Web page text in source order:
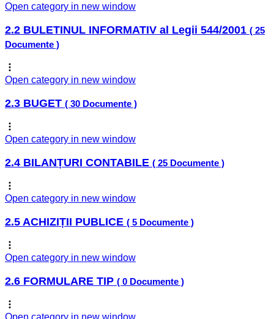
Open category in new window
2.2 BULETINUL INFORMATIV al Legii 544/2001 ( 25
Documente )
Open category in new window
2.3 BUGET ( 30 Documente )
Open category in new window
2.4 BILANȚURI CONTABILE ( 25 Documente )
Open category in new window
2.5 ACHIZIȚII PUBLICE ( 5 Documente )
Open category in new window
2.6 FORMULARE TIP ( 0 Documente )
Open category in new window